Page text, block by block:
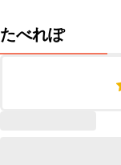
たべれぽ